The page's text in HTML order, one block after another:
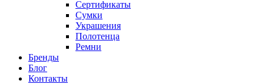
Сертификаты
Сумки
Украшения
Полотенца
Ремни
Бренды
Блог
Контакты